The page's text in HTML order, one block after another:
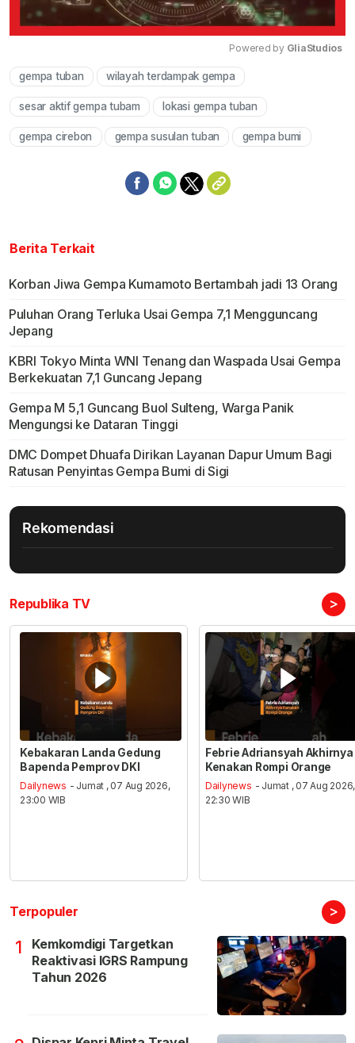
Powered by GliaStudios
gempa tuban wilayah terdampak gempa
sesar aktif gempa tubam lokasi gempa tuban
gempa cirebon gempa susulan tuban gempa bumi
Berita Terkait
Korban Jiwa Gempa Kumamoto Bertambah jadi 13 Orang
Puluhan Orang Terluka Usai Gempa 7,1 Mengguncang
Jepang
KBRI Tokyo Minta WNI Tenang dan Waspada Usai Gempa
Berkekuatan 7,1 Guncang Jepang
Gempa M 5,1 Guncang Buol Sulteng, Warga Panik
Mengungsi ke Dataran Tinggi
DMC Dompet Dhuafa Dirikan Layanan Dapur Umum Bagi
Ratusan Penyintas Gempa Bumi di Sigi
Rekomendasi
Republika TV >
Kebakaran Landa Gedung
Bapenda Pemprov DKI
Dailynews - Jumat , 07 Aug 2026,
23:00 WIB
Febrie Adriansyah Akhirnya
Kenakan Rompi Orange
Dailynews - Jumat , 07 Aug 2026,
22:30 WIB
Terpopuler >
1
Kemkomdigi Targetkan
Reaktivasi IGRS Rampung
Tahun 2026